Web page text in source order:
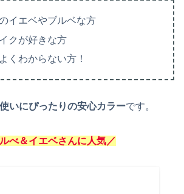
イエベやブルベな方
クが好きな方
くわからない方！
いにぴったりの安心カラーです。
べ＆イエベさんに人気／